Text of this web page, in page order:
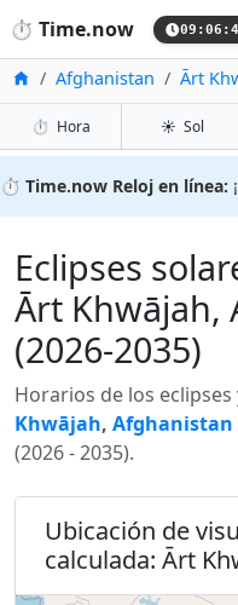
⏱️ Time.now
InicioAfghanistan Ārt
⏱️ Hora ☀️ Sol
⏱️ Time.now Reloj en línea:
Eclipses
Ārt Khwājah,
(2026-2035)
Horarios de los
Khwājah, Afghanistan
(2026 - 2035).
Ubicación de
calculada: Ārt